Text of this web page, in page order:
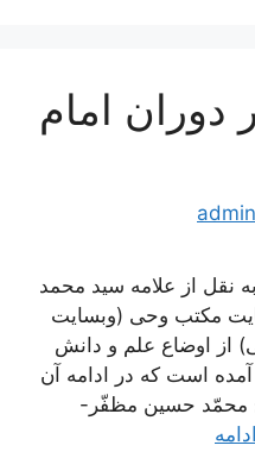
دوران امام
نقل از علامه سید محمد
مکتب وحی (وبسایت
از اوضاع علم و دانش
است که در ادامه آن
محمّد حسين مظفّر-
ادامه